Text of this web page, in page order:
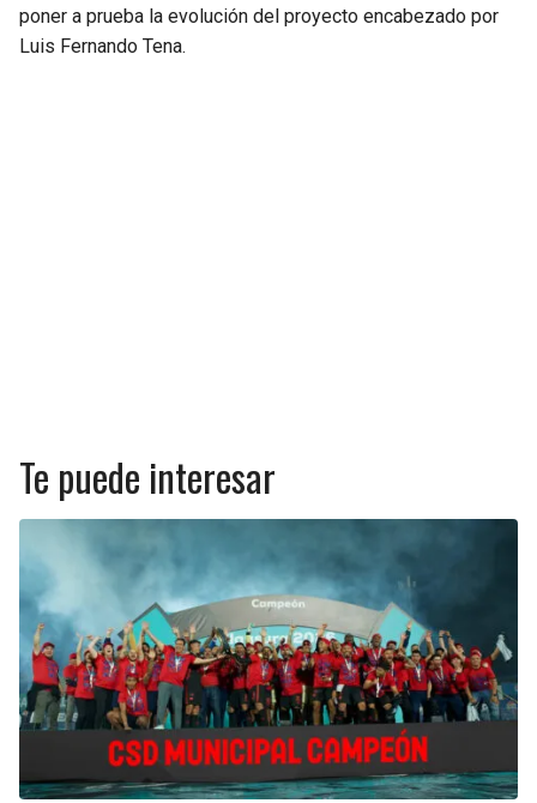
poner a prueba la evolución del proyecto encabezado por
Luis Fernando Tena.
Te puede interesar